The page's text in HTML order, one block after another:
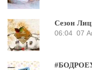
Сезон
06:04 07